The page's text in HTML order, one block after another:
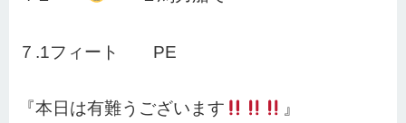
７.1フィート PE
『本日は有難うございます 』